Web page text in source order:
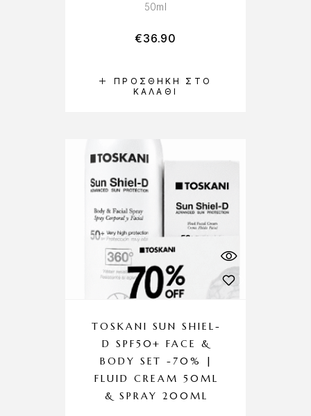
ΠΡΟΣΘΉΚΗ ΣΤΟ
ΚΑΛΆΘΙ
50ml
€36.90
TOSKANI SUN SHIEL-
D SPF50+ FACE &
BODY SET -70% |
FLUID CREAM 50ML
& SPRAY 200ML